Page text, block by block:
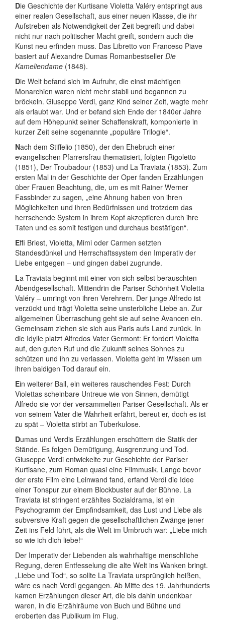
Die Geschichte der Kurtisane Violetta Valéry entspringt aus
einer realen Gesellschaft, aus einer neuen Klasse, die ihr
Aufstreben als Notwendigkeit der Zeit begreift und dabei
nicht nur nach politischer Macht greift, sondern auch die
Kunst neu erfinden muss. Das Libretto von Franceso Piave
basiert auf Alexandre Dumas Romanbestseller Die
Kameliendame (1848).
Die Welt befand sich im Aufruhr, die einst mächtigen
Monarchien waren nicht mehr stabil und begannen zu
bröckeln. Giuseppe Verdi, ganz Kind seiner Zeit, wagte mehr
als erlaubt war. Und er befand sich Ende der 1840er Jahre
auf dem Höhepunkt seiner Schaffenskraft, komponierte in
kurzer Zeit seine sogenannte „populäre Trilogie“.
Nach dem Stiffelio (1850), der den Ehebruch einer
evangelischen Pfarrersfrau thematisiert, folgten Rigoletto
(1851), Der Troubadour (1853) und La Traviata (1853). Zum
ersten Mal in der Geschichte der Oper fanden Erzählungen
über Frauen Beachtung, die, um es mit Rainer Werner
Fassbinder zu sagen, „eine Ahnung haben von ihren
Möglichkeiten und ihren Bedürfnissen und trotzdem das
herrschende System in ihrem Kopf akzeptieren durch ihre
Taten und es somit festigen und durchaus bestätigen“.
Effi Briest, Violetta, Mimi oder Carmen setzten
Standesdünkel und Herrschaftssystem den Imperativ der
Liebe entgegen – und gingen dabei zugrunde.
La Traviata beginnt mit einer von sich selbst berauschten
Abendgesellschaft. Mittendrin die Pariser Schönheit Violetta
Valéry – umringt von ihren Verehrern. Der junge Alfredo ist
verzückt und trägt Violetta seine unsterbliche Liebe an. Zur
allgemeinen Überraschung geht sie auf seine Avancen ein.
Gemeinsam ziehen sie sich aus Paris aufs Land zurück. In
die Idylle platzt Alfredos Vater Germont: Er fordert Violetta
auf, den guten Ruf und die Zukunft seines Sohnes zu
schützen und ihn zu verlassen. Violetta geht im Wissen um
ihren baldigen Tod darauf ein.
Ein weiterer Ball, ein weiteres rauschendes Fest: Durch
Violettas scheinbare Untreue wie von Sinnen, demütigt
Alfredo sie vor der versammelten Pariser Gesellschaft. Als er
von seinem Vater die Wahrheit erfährt, bereut er, doch es ist
zu spät – Violetta stirbt an Tuberkulose.
Dumas und Verdis Erzählungen erschüttern die Statik der
Stände. Es folgen Demütigung, Ausgrenzung und Tod.
Giuseppe Verdi entwickelte zur Geschichte der Pariser
Kurtisane, zum Roman quasi eine Filmmusik. Lange bevor
der erste Film eine Leinwand fand, erfand Verdi die Idee
einer Tonspur zur einem Blockbuster auf der Bühne. La
Traviata ist stringent erzähltes Sozialdrama, ist ein
Psychogramm der Empfindsamkeit, das Lust und Liebe als
subversive Kraft gegen die gesellschaftlichen Zwänge jener
Zeit ins Feld führt, als die Welt im Umbruch war: „Liebe mich
so wie ich dich liebe!“
Der Imperativ der Liebenden als wahrhaftige menschliche
Regung, deren Entfesselung die alte Welt ins Wanken bringt.
„Liebe und Tod“, so sollte La Traviata ursprünglich heißen,
wäre es nach Verdi gegangen. Ab Mitte des 19. Jahrhunderts
kamen Erzählungen dieser Art, die bis dahin undenkbar
waren, in die Erzählräume von Buch und Bühne und
eroberten das Publikum im Flug.